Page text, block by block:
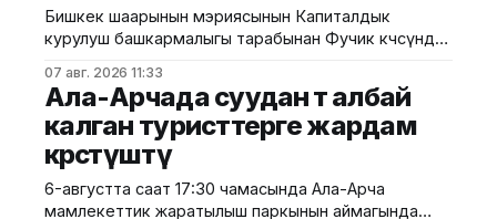
Бишкек шаарынын мэриясынын Капиталдык
курулуш башкармалыгы тарабынан Фучик көчөсүндө
комплексиндеги фонтандарды оңдоо жана
аймагын көрктөндүрүү иштери уланууда. Мэриянын
маалыматына ылайык, аталган иштер Шанхай
кызматташтык уюмуна (ШКУ) мүчө
мамлекеттердин башчыларынын кеңешинин
жыйынына даярдык көрүүнүн алкагында
07 авг. 2026 11:33
Ала-Арчада суудан өтө албай
калган туристтерге жардам
көрсөтүштү
6-августта саат 17:30 чамасында Ала-Арча
мамлекеттик жаратылыш паркынын аймагында